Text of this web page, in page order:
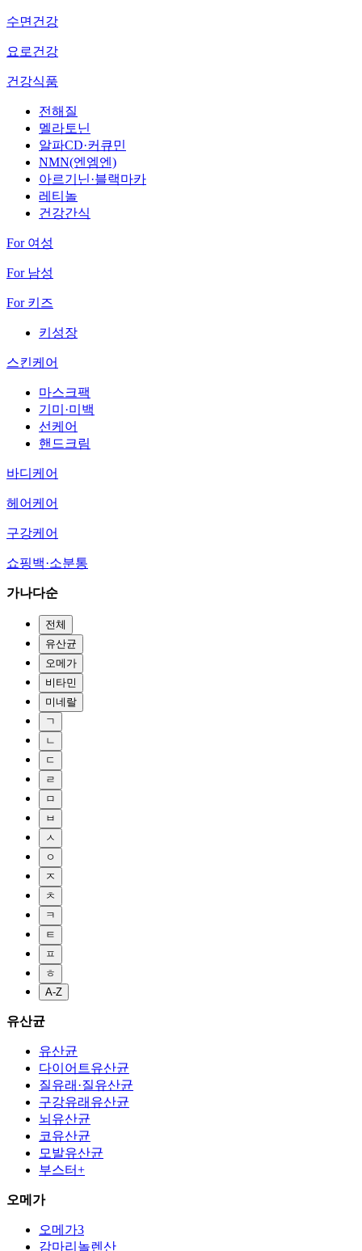
수면건강
요로건강
건강식품
전해질
멜라토닌
알파CD·커큐민
NMN(엔엠엔)
아르기닌·블랙마카
레티놀
건강간식
For 여성
For 남성
For 키즈
키성장
스킨케어
마스크팩
기미·미백
선케어
핸드크림
바디케어
헤어케어
구강케어
쇼핑백·소분통
가나다순
전체
유산균
오메가
비타민
미네랄
ㄱ
ㄴ
ㄷ
ㄹ
ㅁ
ㅂ
ㅅ
ㅇ
ㅈ
ㅊ
ㅋ
ㅌ
ㅍ
ㅎ
A-Z
유산균
유산균
다이어트유산균
질유래·질유산균
구강유래유산균
뇌유산균
코유산균
모발유산균
부스터+
오메가
오메가3
감마리놀렌산